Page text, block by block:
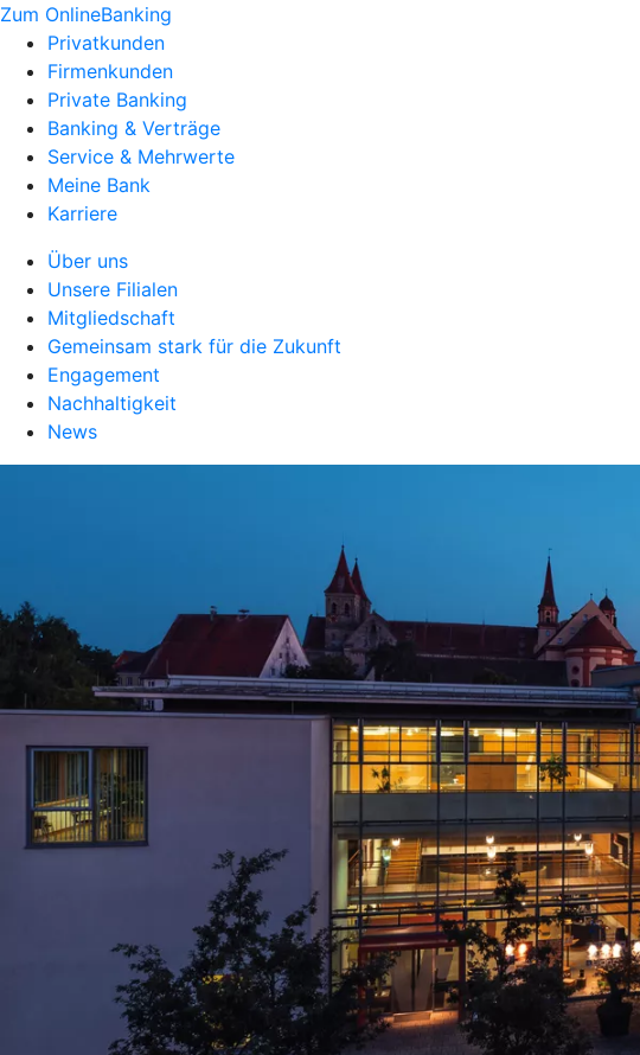
Zum OnlineBanking
Privatkunden
Firmenkunden
Private Banking
Banking & Verträge
Service & Mehrwerte
Meine Bank
Karriere
Über uns
Unsere Filialen
Mitgliedschaft
Gemeinsam stark für die Zukunft
Engagement
Nachhaltigkeit
News